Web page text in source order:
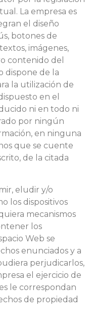
La empresa es
el diseño
botones de
imágenes,
contenido del
dispone de la
la utilización de
en el
ni en todo ni
por ningún
en ninguna
que se cuente
de la citada
eludir y/o
los dispositivos
mecanismos
los
Web se
enunciados y a
perjudicarlos,
el ejercicio de
le correspondan
de propiedad